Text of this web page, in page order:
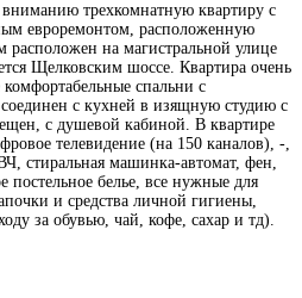
трехкомнатную квартиру с
евроремонтом, расположенную
на магистральной улице
Щелковским шоссе. Квартира очень
спальни с
с кухней в изящную студию с
с душевой кабиной. В квартире
телевидение (на 150 каналов), -,
стиральная машинка-автомат, фен,
постельное белье, все нужные для
и средства личной гигиены,
за обувью, чай, кофе, сахар и тд).